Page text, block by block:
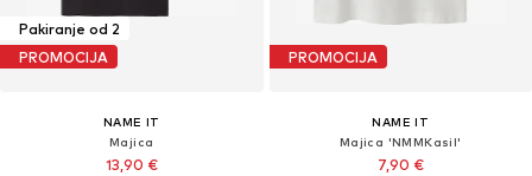
Pakiranje od 2
PROMOCIJA
NAME IT
Majica
13,90 €
PROMOCIJA
NAME IT
Majica 'NMMKasil'
7,90 €